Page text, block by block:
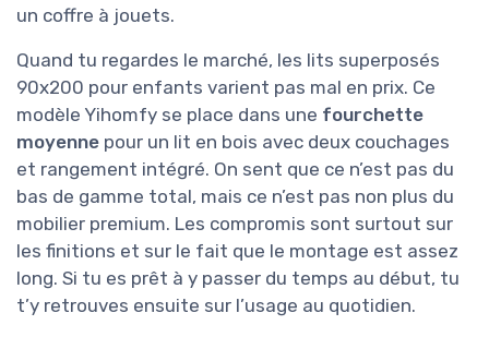
un coffre à jouets.
Quand tu regardes le marché, les lits superposés
90x200 pour enfants varient pas mal en prix. Ce
modèle Yihomfy se place dans une fourchette
moyenne pour un lit en bois avec deux couchages
et rangement intégré. On sent que ce n’est pas du
bas de gamme total, mais ce n’est pas non plus du
mobilier premium. Les compromis sont surtout sur
les finitions et sur le fait que le montage est assez
long. Si tu es prêt à y passer du temps au début, tu
t’y retrouves ensuite sur l’usage au quotidien.